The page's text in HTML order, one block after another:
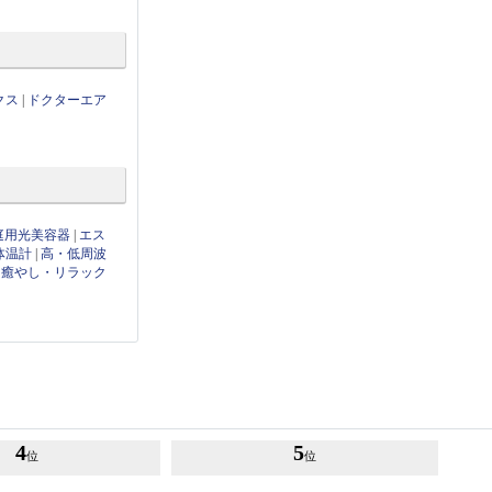
ス | ドクターエア
用光美容器 | エス
温計 |高・低周波
癒やし・リラック
4位 5位